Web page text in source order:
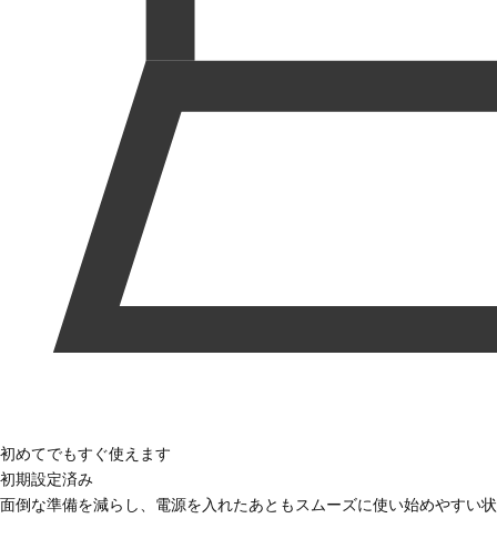
初めてでもすぐ使えます
初期設定済み
面倒な準備を減らし、電源を入れたあともスムーズに使い始めやすい